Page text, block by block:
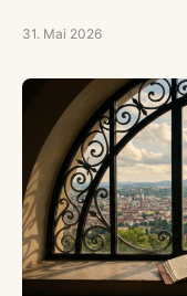
31. Mai 2026